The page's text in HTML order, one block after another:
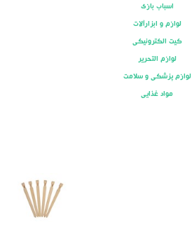
اسباب بازی
لوازم و ابزارآلات
کیت الکترونیکی
لوازم التحریر
لوازم پزشکی و سلامت
مواد غذایی